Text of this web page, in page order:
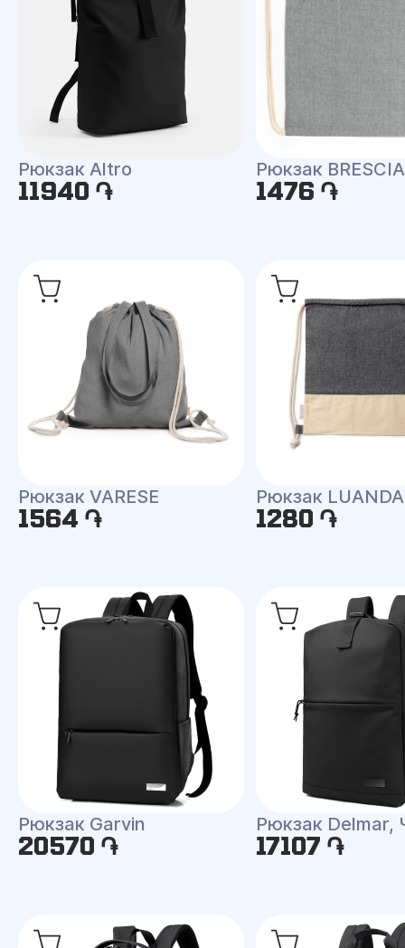
Рюкзак Altro
11940 ֏
Рюкзак BRESCIA
1476 ֏
Рюкзак VARESE
1564 ֏
Рюкзак LUANDA
1280 ֏
Рюкзак Garvin
20570 ֏
Рюкзак Delmar,
17107 ֏